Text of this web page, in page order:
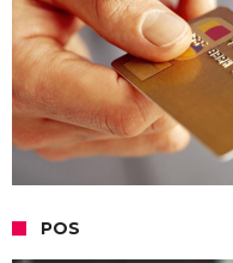
POS